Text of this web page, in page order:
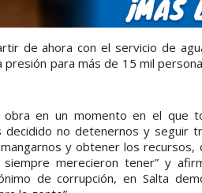
de ahora con el servicio de
para más de 15 mil
obra en un momento en el que
no detenernos y seguir
y obtener los recursos,
merecieron tener” y
de corrupción, en Salta